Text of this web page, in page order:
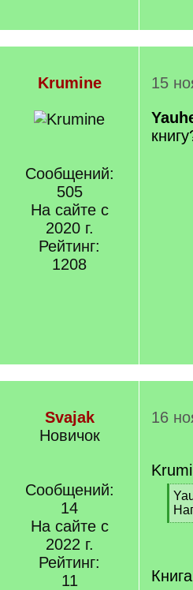
Krumine
Сообщений:
505
На сайте с
2020 г.
Рейтинг:
1208
15
Svajak
Новичок
Сообщений:
14
На сайте с
2022 г.
Рейтинг:
11
16
[
q
][